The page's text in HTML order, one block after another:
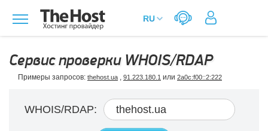
Сервис проверки WHOIS/RDAP
Примеры запросов: thehost.ua , 91.223.180.1 или 2a0c:f00::2:222
WHOIS/RDAP: